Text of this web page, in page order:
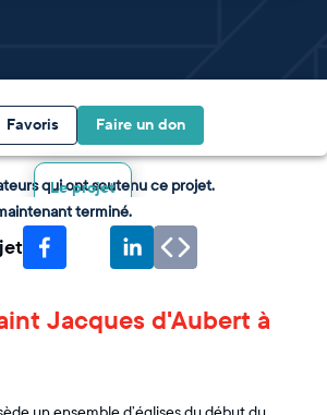
Favoris Faire un don
Le projet
qui ont soutenu ce projet.
terminé.
Jacques d'Aubert à